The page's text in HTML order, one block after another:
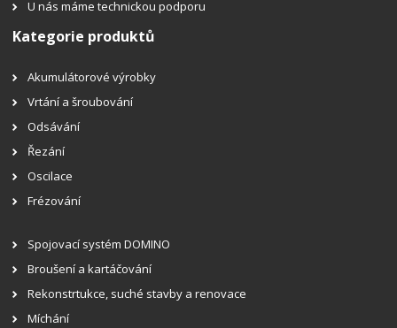
U nás máme technickou podporu
Kategorie produktů
Akumulátorové výrobky
Vrtání a šroubování
Odsávání
Řezání
Oscilace
Frézování
Spojovací systém DOMINO
Broušení a kartáčování
Rekonstrtukce, suché stavby a renovace
Míchání